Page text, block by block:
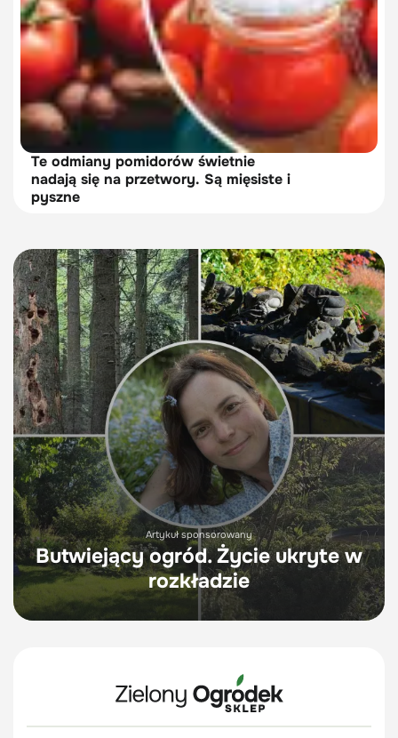
Te odmiany pomidorów świetnie
nadają się na przetwory. Są mięsiste i
pyszne
Artykuł sponsorowany
Butwiejący ogród. Życie ukryte w
rozkładzie